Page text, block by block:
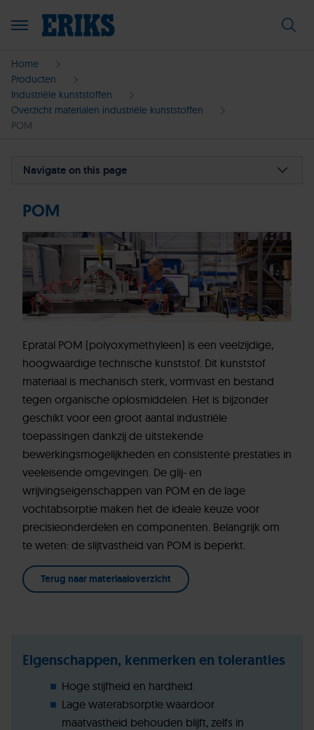
Home
Producten
Industriële kunststoffen
Overzicht materialen industriële kunststoffen
POM
Probeer de kunststof configurator
Uitgelichte POM producten
Terug naar materiaaloverzicht
POM
Eigenschappen, kenmerken en toleranties
Toepassingen
Bewerkingstechnieken
ERIKS POM materiaalvarianten
Configureer je kunststof onderdelen zelf
Vraag het onze specialisten
Navigate on this page
POM
Epratal POM (polyoxymethyleen) is een veelzijdige,
hoogwaardige technische kunststof. Dit kunststof
materiaal is mechanisch sterk, vormvast en bestand
tegen organische oplosmiddelen. Het is bijzonder
geschikt voor een groot aantal industriële
toepassingen dankzij de uitstekende
bewerkingsmogelijkheden en consistente prestaties in
veeleisende omgevingen. De glij- en
wrijvingseigenschappen van POM en de lage
vochtabsorptie maken het de ideale keuze voor
precisieonderdelen en componenten. Belangrijk om
te weten: de slijtvastheid van POM is beperkt.
Terug naar materiaaloverzicht
Eigenschappen, kenmerken en toleranties
Hoge stijfheid en hardheid.
Lage waterabsorptie waardoor
maatvastheid behouden blijft, zelfs in